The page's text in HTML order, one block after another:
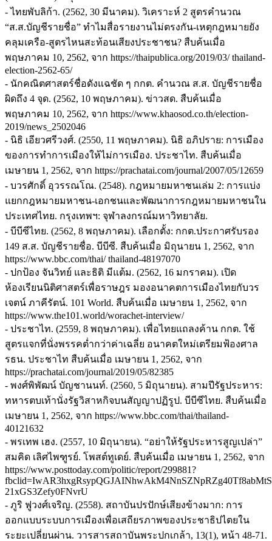
- ไทยพับลิก้า. (2562, 30 มีนาคม). วิเคราะห์ 2 สูตรคำนวณ
“ส.ส.บัญชีรายชื่อ” ทำไมสื่อรายงานไม่ตรงกัน-เหตุกฎหมายยัง
คลุมเครือ-สูตรไหนสะท้อนเสียงประชาชน? สืบค้นเมื่อ
พฤษภาคม 10, 2562, จาก https://thaipublica.org/2019/03/ thailand-
election-2562-65/
- นักคณิตศาสตร์ชื่อดังแฉชัด ๆ กกต. คำนวณ ส.ส. บัญชีรายชื่อ
ผิดถึง 4 จุด. (2562, 10 พฤษภาคม). ข่าวสด. สืบค้นเมื่อ
พฤษภาคม 10, 2562, จาก https://www.khaosod.co.th/election-
2019/news_2502046
- นิธิ เอียวศรีวงศ์. (2550, 11 พฤษภาคม). นิธิ อภิปราย: การเมือง
ของการทำการเมืองให้ไม่การเมือง. ประชาไท. สืบค้นเมื่อ
เมษายน 1, 2562, จาก https://prachatai.com/journal/2007/05/12659
- บวรศักดิ์ อุวรรณโณ. (2548). กฎหมายมหาชนเล่ม 2: การแบ่ง
แยกกฎหมายมหาชน-เอกชนและพัฒนาการกฎหมายมหาชนใน
ประเทศไทย. กรุงเทพฯ: จุฬาลงกรณ์มหาวิทยาลัย.
- บีบีซีไทย. (2562, 8 พฤษภาคม). เลือกตั้ง: กกต.ประกาศรับรอง
149 ส.ส. บัญชีรายชื่อ. บีบีซี. สืบค้นเมื่อ มิถุนายน 1, 2562, จาก
https://www.bbc.com/thai/ thailand-48197070
- ปกป้อง จันวิทย์ และธิติ มีแต้ม. (2562, 16 มกราคม). เปิด
ห้องเรียนนิติศาสตร์เพื่อราษฎร มองอนาคตการเมืองไทยกับวร
เจตน์ ภาคีรัตน์. 101 World. สืบค้นเมื่อ เมษายน 1, 2562, จาก
https://www.the101.world/worachet-interview/
- ประชาไท. (2559, 8 พฤษภาคม). เพื่อไทยแถลงค้าน กกต. ใช้
สูตรแจกที่นั่งพรรคต่ำกว่าค่าเฉลี่ย อนาคตใหม่เตรียมฟ้องศาล
รธน. ประชาไท สืบค้นเมื่อ เมษายน 1, 2562, จาก
https://prachatai.com/journal/2019/05/82385
- พงศ์พิพัฒน์ บัญชานนท์. (2560, 5 มิถุนายน). สามปีรัฐประหาร:
ทหารตบเท้านั่งรัฐวิสาหกิจบนสัญญาปฏิรูป. บีบีซีไทย. สืบค้นเมื่อ
เมษายน 1, 2562, จาก https://www.bbc.com/thai/thailand-
40121632
- พรเทพ เฮง. (2557, 10 มิถุนายน). “อย่าให้รัฐประหารสูญเปล่า”
สมคิด เลิศไพฑูรย์. โพสต์ทูเดย์. สืบค้นเมื่อ เมษายน 1, 2562, จาก
https://www.posttoday.com/politic/report/299881?
21xGS3Zefy0FNvrU
- ภูริ ฟูวงศ์เจริญ. (2558). สถาบันปรปักษ์เสียงข้างมาก: การ
ออกแบบระบบการเมืองเพื่อเสถียรภาพของประชาธิปไตยใน
ระยะเปลี่ยนผ่าน. วารสารสถาบันพระปกเกล้า, 13(1), หน้า 48-71.